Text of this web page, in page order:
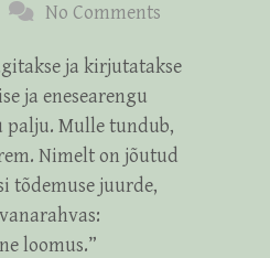
No Comments
ja kirjutatakse
ja enesearengu
palju. Mulle tundub,
Nimelt on jõutud
tõdemuse juurde,
loomus.”